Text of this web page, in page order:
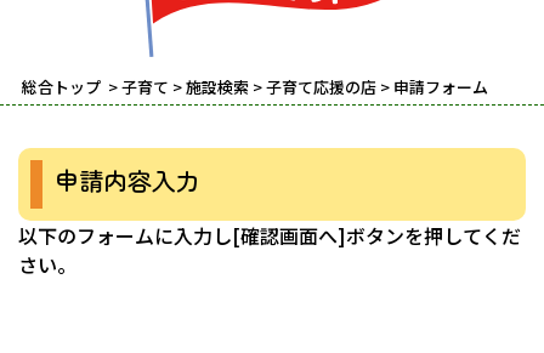
総合トップ >子育て >施設検索 >子育て応援の店 > 申請フォーム
申請内容入力
以下のフォームに入力し[確認画面へ]ボタンを押してくだ
さい。